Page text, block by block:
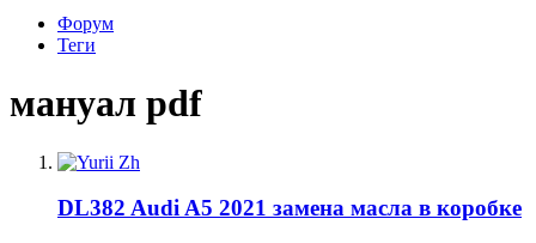
Форум
Теги
мануал pdf
DL382 Audi A5 2021 замена масла в коробке